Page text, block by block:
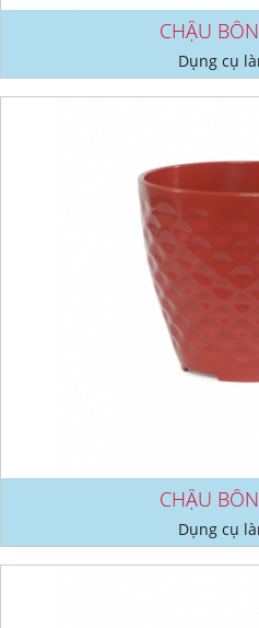
CHẬU
Dụng cụ
CHẬU
Dụng cụ